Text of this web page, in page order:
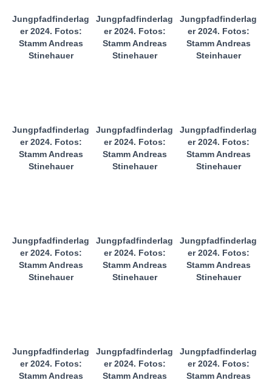
Jungpfadfinderlag
er 2024. Fotos:
Stamm Andreas
Stinehauer
Jungpfadfinderlag
er 2024. Fotos:
Stamm Andreas
Stinehauer
Jungpfadfinderlag
er 2024. Fotos:
Stamm Andreas
Steinhauer
Jungpfadfinderlag
er 2024. Fotos:
Stamm Andreas
Stinehauer
Jungpfadfinderlag
er 2024. Fotos:
Stamm Andreas
Stinehauer
Jungpfadfinderlag
er 2024. Fotos:
Stamm Andreas
Stinehauer
Jungpfadfinderlag
er 2024. Fotos:
Stamm Andreas
Stinehauer
Jungpfadfinderlag
er 2024. Fotos:
Stamm Andreas
Stinehauer
Jungpfadfinderlag
er 2024. Fotos:
Stamm Andreas
Stinehauer
Jungpfadfinderlag
er 2024. Fotos:
Stamm Andreas
Jungpfadfinderlag
er 2024. Fotos:
Stamm Andreas
Jungpfadfinderlag
er 2024. Fotos:
Stamm Andreas